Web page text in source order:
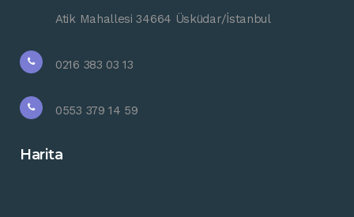
Atik Mahallesi 34664 Üsküdar/İstanbul
0216 383 03 13
0553 379 14 59
Harita